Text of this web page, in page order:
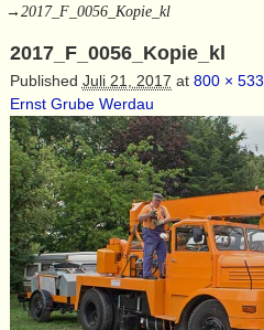
→ 2017_F_0056_Kopie_kl
2017_F_0056_Kopie_kl
Published Juli 21, 2017 at 800 × 533
Ernst Grube Werdau